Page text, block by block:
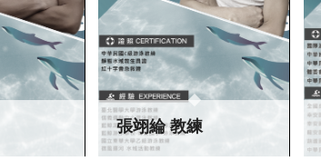
張翊綸 教練